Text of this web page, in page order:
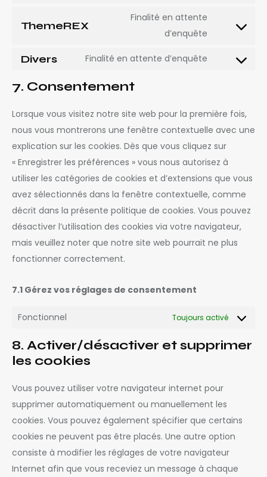
ThemeREX
Finalité en attente
d’enquête
Divers Finalité en attente d’enquête
7. Consentement
Lorsque vous visitez notre site web pour la première fois,
nous vous montrerons une fenêtre contextuelle avec une
explication sur les cookies. Dès que vous cliquez sur
« Enregistrer les préférences » vous nous autorisez à
utiliser les catégories de cookies et d’extensions que vous
avez sélectionnés dans la fenêtre contextuelle, comme
décrit dans la présente politique de cookies. Vous pouvez
désactiver l’utilisation des cookies via votre navigateur,
mais veuillez noter que notre site web pourrait ne plus
fonctionner correctement.
7.1 Gérez vos réglages de consentement
Fonctionnel Toujours activé
8. Activer/désactiver et supprimer
les cookies
Vous pouvez utiliser votre navigateur internet pour
supprimer automatiquement ou manuellement les
cookies. Vous pouvez également spécifier que certains
cookies ne peuvent pas être placés. Une autre option
consiste à modifier les réglages de votre navigateur
Internet afin que vous receviez un message à chaque